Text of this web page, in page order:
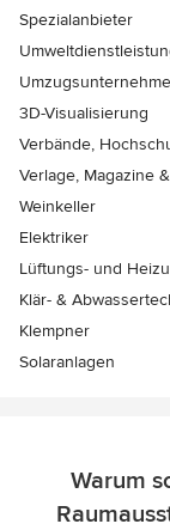
Spezialanbieter
3D-Visualisierung
Verbände,
Verlage, Magazine
Weinkeller
Elektriker
Lüftungs- und
Klär- &
Klempner
Solaranlagen
Warum